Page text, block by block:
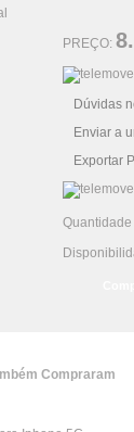
PREÇO:
Dúvidas
Enviar a
Exportar
Quantidade
Compraram